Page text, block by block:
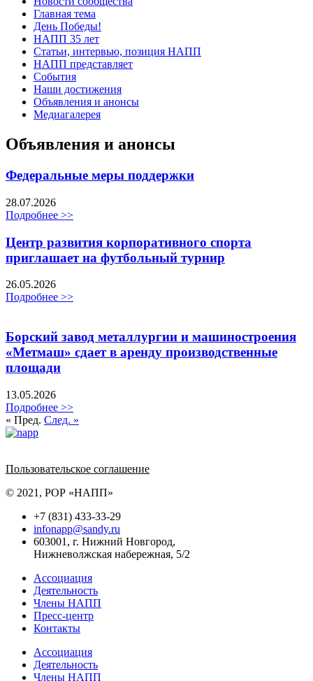
Главная тема
День Победы!
НАПП 35 лет
Статьи, интервью, позиция НАПП
НАПП представляет
События
Наши достижения
Объявления и анонсы
Медиагалерея
Объявления и анонсы
Федеральные меры поддержки
28.07.2026
Подробнее >>
Центр развития корпоративного спорта
приглашает на футбольный турнир
26.05.2026
Подробнее >>
Борский завод металлургии и машиностроения
«Метмаш» сдает в аренду производственные
площади
13.05.2026
Подробнее >>
« Пред. След. »
Пользовательское соглашение
© 2021, РОР «НАПП»
+7 (831) 433-33-29
infonapp@sandy.ru
603001, г. Нижний Новгород,
Нижневолжская набережная, 5/2
Ассоциация
Деятельность
Члены НАПП
Пресс-центр
Контакты
Ассоциация
Деятельность
Члены НАПП